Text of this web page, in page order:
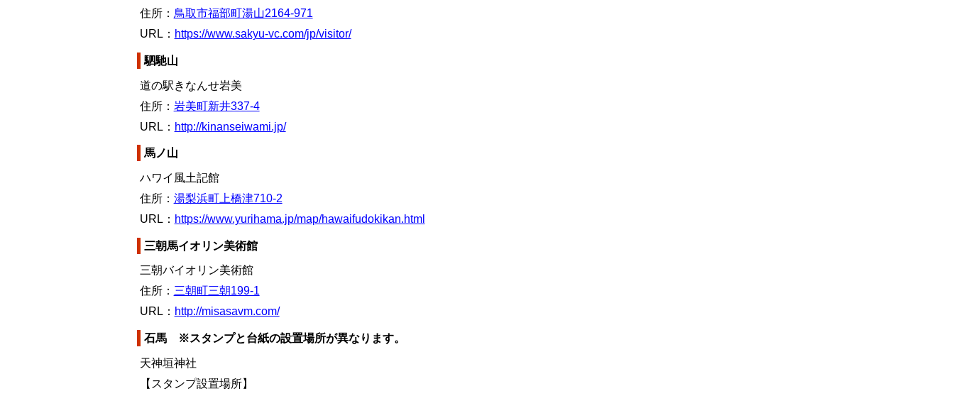
住所： 鳥取市福部町湯山2164-971
URL： https://www.sakyu-vc.com/jp/visitor/
駟馳山
道の駅きなんせ岩美
住所： 岩美町新井337-4
URL： http://kinanseiwami.jp/
馬ノ山
ハワイ風土記館
住所： 湯梨浜町上橋津710-2
URL： https://www.yurihama.jp/map/hawaifudokikan.html
三朝馬イオリン美術館
三朝バイオリン美術館
住所： 三朝町三朝199-1
URL： http://misasavm.com/
石馬 ※スタンプと台紙の設置場所が異なります。
天神垣神社
【スタンプ設置場所】